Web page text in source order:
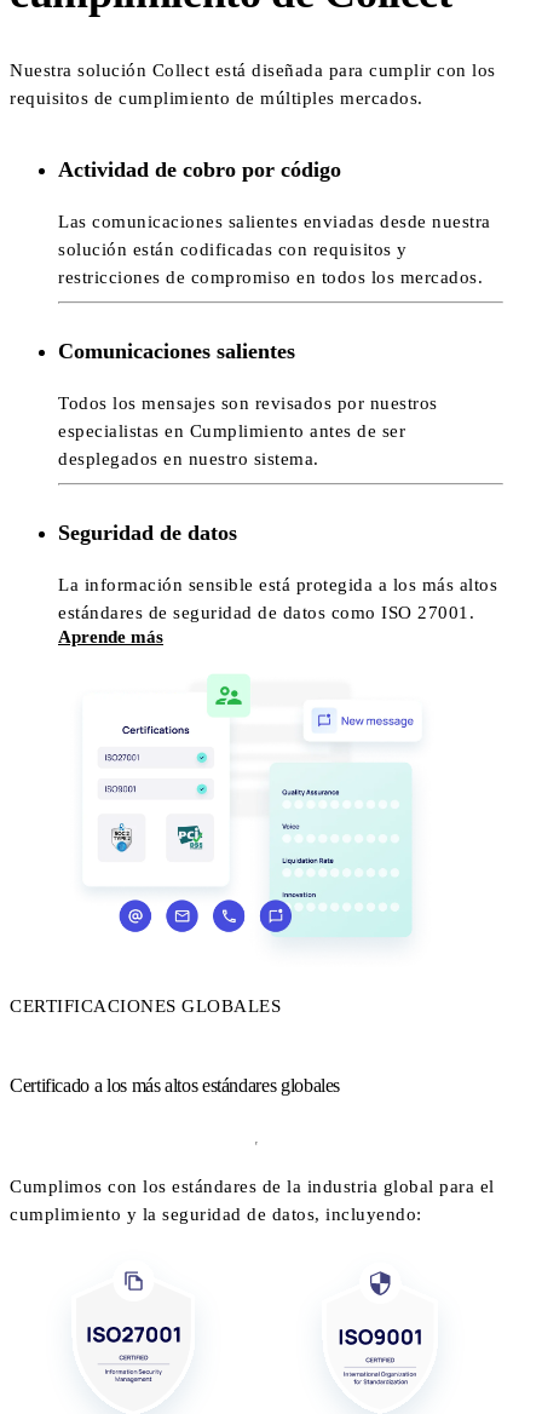
Nuestra solución Collect está diseñada para cumplir con los
requisitos de cumplimiento de múltiples mercados.
Actividad de cobro por código
Las comunicaciones salientes enviadas desde nuestra
solución están codificadas con requisitos y
restricciones de compromiso en todos los mercados.
Comunicaciones salientes
Todos los mensajes son revisados por nuestros
especialistas en Cumplimiento antes de ser
desplegados en nuestro sistema.
Seguridad de datos
La información sensible está protegida a los más altos
estándares de seguridad de datos como ISO 27001.
Aprende más
CERTIFICACIONES GLOBALES
Certificado a los más altos estándares globales
Cumplimos con los estándares de la industria global para el
cumplimiento y la seguridad de datos, incluyendo: